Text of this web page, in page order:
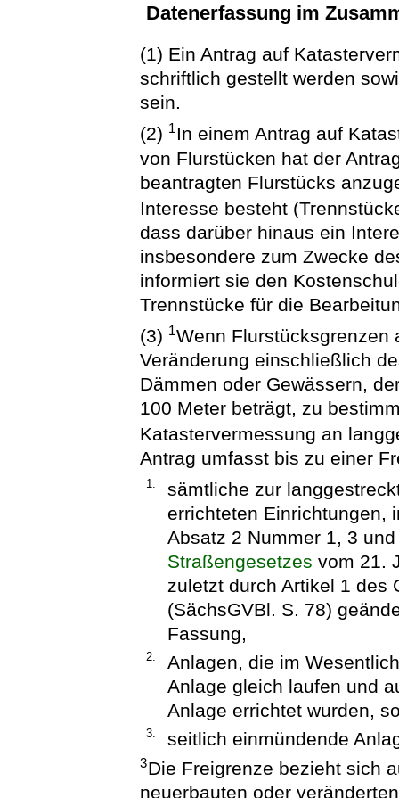
Datenerfassung im
(1) Ein Antrag auf
schriftlich gestellt werden
sein.
(2) 1In einem Antrag auf
von Flurstücken hat der
beantragten Flurstücks
Interesse besteht
dass darüber hinaus ein
insbesondere zum Zwecke
informiert sie den
Trennstücke für die
(3) 1Wenn Flurstücksgrenzen
Veränderung einschließlich
Dämmen oder Gewässern,
100 Meter beträgt, zu
Katastervermessung an
Antrag umfasst bis zu einer
1.
sämtliche zur
errichteten Einrichtungen,
Absatz 2 Nummer 1, 3
Straßengesetzes vom 21.
zuletzt durch Artikel 1 des
(SächsGVBl. S. 78)
Fassung,
2.
Anlagen, die im
Anlage gleich laufen und
Anlage errichtet wurden,
3. seitlich einmündende
3Die Freigrenze bezieht sich
neuerbauten oder